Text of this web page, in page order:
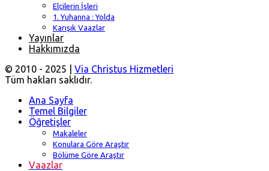
Elçilerin İşleri
1. Yuhanna : Yolda
Karışık Vaazlar
Yayınlar
Hakkımızda
© 2010 - 2025 | Via Christus Hizmetleri
Tüm hakları saklıdır.
Ana Sayfa
Temel Bilgiler
Öğretişler
Makaleler
Konulara Göre Araştır
Bölüme Göre Araştır
Vaazlar